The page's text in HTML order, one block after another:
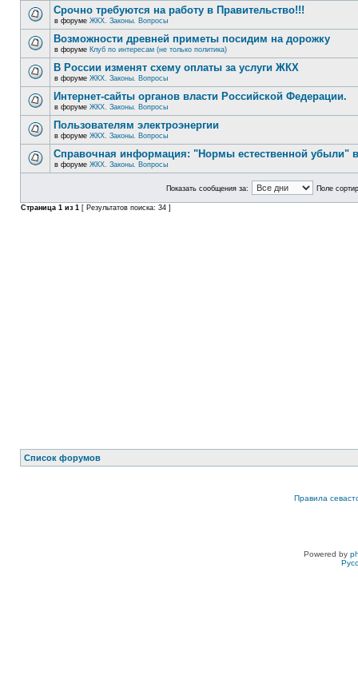
Срочно требуются на работу в Правительство!!!
в форуме ЖКХ. Законы. Вопросы
Возможности древней приметы посидим на дорожку
в форуме Клуб по интересам (не только политика)
В России изменят схему оплаты за услуги ЖКХ
в форуме ЖКХ. Законы. Вопросы
Интернет-сайты органов власти Российской Федерации.
в форуме ЖКХ. Законы. Вопросы
Пользователям электроэнергии
в форуме ЖКХ. Законы. Вопросы
Справочная информация: "Нормы естественной убыли"
в форуме ЖКХ. Законы. Вопросы
Показать сообщения за: Поле
Страница 1 из 1 [ Результатов поиска: 34 ]
Список форумов
Правила
Powered by